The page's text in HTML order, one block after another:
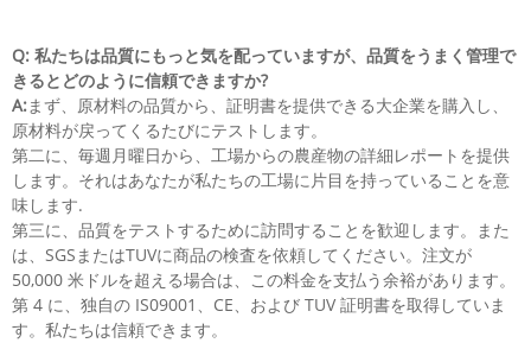
Q: 私たちは品質にもっと気を配っていますが、品質をうまく管理で
きるとどのように信頼できますか?
A:まず、原材料の品質から、証明書を提供できる大企業を購入し、
原材料が戻ってくるたびにテストします。
第二に、毎週月曜日から、工場からの農産物の詳細レポートを提供
します。それはあなたが私たちの工場に片目を持っていることを意
味します.
第三に、品質をテストするために訪問することを歓迎します。また
は、SGSまたはTUVに商品の検査を依頼してください。注文が
50,000 米ドルを超える場合は、この料金を支払う余裕があります。
第 4 に、独自の IS09001、CE、および TUV 証明書を取得していま
す。私たちは信頼できます。